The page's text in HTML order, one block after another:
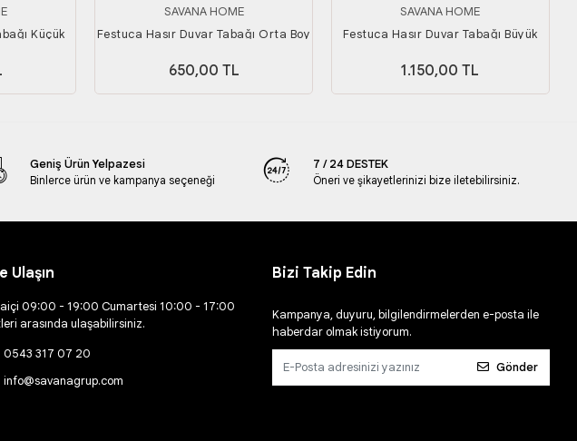
Küçük
SAVANA HOME
Festuca Hasır Duvar Tabağı Orta Boy
650,00 TL
SAVANA HOME
Festuca Hasır Duvar Tabağı Büyük
1.150,00 TL
Geniş Ürün Yelpazesi
Binlerce ürün ve kampanya seçeneği
7 / 24 DESTEK
Öneri ve şikayetlerinizi bize iletebilirsiniz.
Ulaşın
09:00 - 19:00 Cumartesi 10:00 - 17:00
arasında ulaşabilirsiniz.
0543 317 07 20
info@savanagrup.com
Bizi Takip Edin
Kampanya, duyuru, bilgilendirmelerden e-posta ile
haberdar olmak istiyorum.
Gönder